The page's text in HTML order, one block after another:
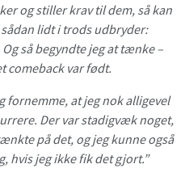
og stiller krav til dem, så kan
lidt i trods udbryder:
så begyndte jeg at tænke –
comeback var født.
fornemme, at jeg nok alligevel
Der var stadigvæk noget,
på det, og jeg kunne også
hvis jeg ikke fik det gjort.”